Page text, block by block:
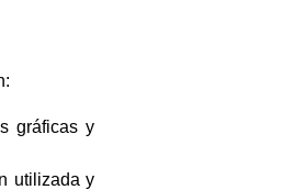
gráficas y
utilizada y